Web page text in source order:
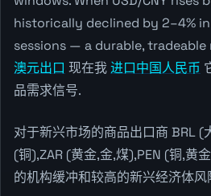
historically declined by 2–4%
sessions — a durable,
澳元出口 现在我进口中国人民币
品需求信号.
对于新兴市场的商品出口商 BRL (
(铜),ZAR (黄金,金,煤),PEN (铜,黄
的机构缓冲和较高的新兴经济体风